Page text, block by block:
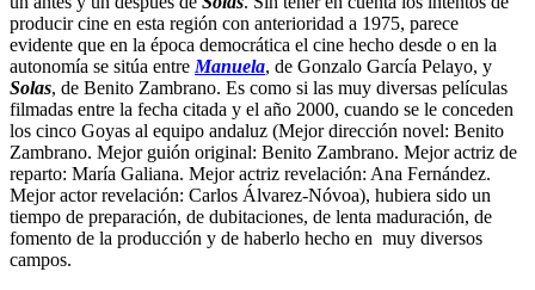
producir cine en esta región con anterioridad a 1975, parece
evidente que en la época democrática el cine hecho desde o en la
autonomía se sitúa entre Manuela, de Gonzalo García Pelayo, y
Solas, de Benito Zambrano. Es como si las muy diversas películas
filmadas entre la fecha citada y el año 2000, cuando se le conceden
los cinco Goyas al equipo andaluz (Mejor dirección novel: Benito
Zambrano. Mejor guión original: Benito Zambrano. Mejor actriz de
reparto: María Galiana. Mejor actriz revelación: Ana Fernández.
Mejor actor revelación: Carlos Álvarez-Nóvoa), hubiera sido un
tiempo de preparación, de dubitaciones, de lenta maduración, de
fomento de la producción y de haberlo hecho en muy diversos
campos.